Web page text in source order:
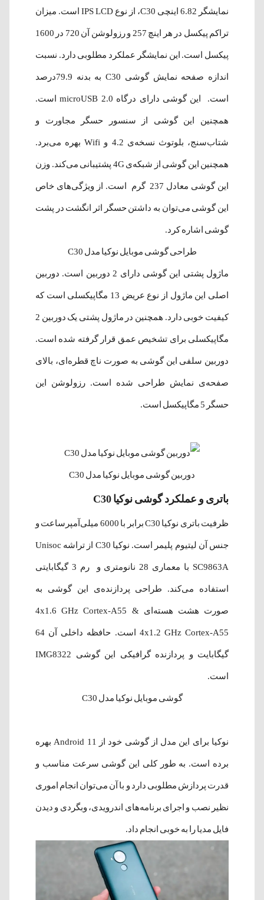
نمایشگر 6.82 اینچی C30، از نوع IPS LCD است. میزان
تراکم پیکسل در هر اینچ 257 و رزولوشن آن 720 در 1600
پیکسل است. این نمایشگر عملکرد مطلوبی دارد. نسبت
اندازه صفحه نمایش گوشی C30 به بدنه 79.9درصد
است. این گوشی دارای درگاه microUSB 2.0 است.
همچنین این گوشی از سنسور حسگر مجاورت و
شتاب‌سنج، بلوتوث نسخه‌‌ی 4.2 و Wifi بهره می‌برد.
همچنین این گوشی از شبکه‌ی 4G پشتیبانی می‌کند. وزن
این گوشی معادل 237 گرم است. از ویژگی‌های خاص
این گوشی می‌توان به داشتن حسگر اثر انگشت در پشت
گوشی اشاره کرد.
طراحی گوشی موبایل نوکیا مدل C30
ماژول پشتی این گوشی دارای 2 دوربین است. دوربین
اصلی این ماژول از نوع عریض 13 مگاپیکسلی است که
کیفیت خوبی دارد. همچنین در ماژول پشتی یک دوربین 2
مگاپیکسلی برای تشخیص عمق قرار گرفته شده است.
دوربین سلفی این گوشی به صورت ناچ قطره‌ای، بالای
صفحه‌ی نمایش طراحی شده است. رزولوشن این
حسگر 5 مگاپیکسل است.
دوربین گوشی موبایل نوکیا مدل C30
باتری و عملکرد گوشی نوکیا C30
ظرفیت باتری نوکیا C30 برابر با 6000 میلی‌آمپر‌ساعت و
جنس آن لیتیوم پلیمر است. نوکیا C30 از تراشه Unisoc
SC9863A با معماری 28 نانومتری و رم 3 گیگابایتی
استفاده می‌کند. طراحی پردازنده‌ی این گوشی به
صورت هشت هسته‌ای 4x1.6 GHz Cortex-A55 &
4x1.2 GHz Cortex-A55 است. حافظه داخلی آن 64
گیگابایت و پردازنده گرافیکی این گوشی IMG8322
است.
گوشی موبایل نوکیا مدل C30
نوکیا برای این مدل از گوشی خود از Android 11 بهره
برده است. به طور کلی این گوشی سرعت مناسب و
قدرت پردازش مطلوبی دارد و با آن می‌توان انجام اموری
نظیر نصب و اجرای برنامه‌های اندرویدی، وبگردی و دیدن
فایل مدیا را به خوبی انجام داد.